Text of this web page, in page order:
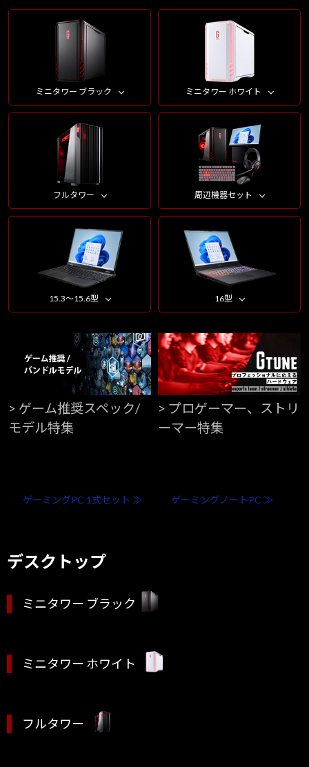
ミニタワー ブラック ミニタワー ホワイト
フルタワー 周辺機器セット
15.3～15.6型 16型
> ゲーム推奨スペック/
モデル特集
> プロゲーマー、ストリ
ーマー特集
ゲーミングPC 1式セット ≫ ゲーミングノートPC ≫
デスクトップ
ミニタワー ブラック
ミニタワー ホワイト
フルタワー